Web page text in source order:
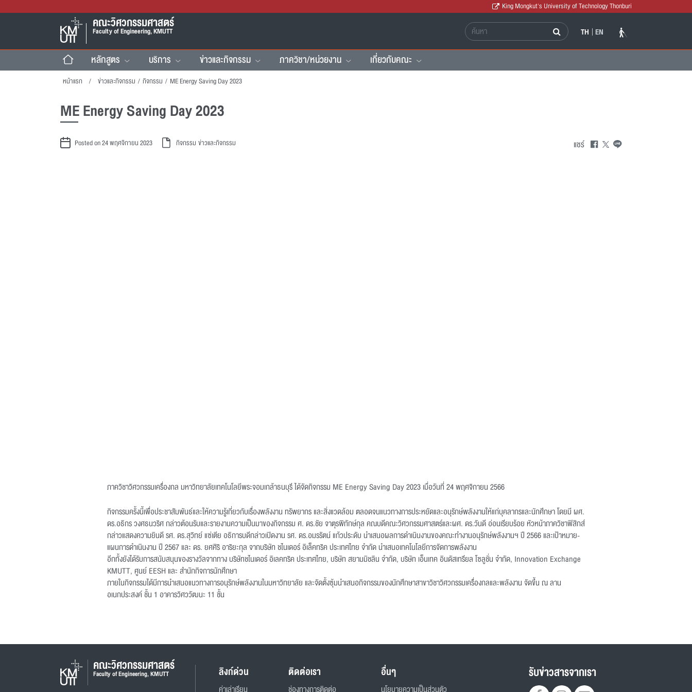
King Mongkut's University of Technology Thonburi
คณะวิศวกรรมศาสตร์
Faculty of Engineering, KMUTT TH EN
หลักสูตร บริการ ข่าวและกิจกรรม ภาควิชา/หน่วยงาน เกี่ยวกับคณะ
หน้าแรก ข่าวและกิจกรรม / กิจกรรม / ME Energy Saving Day 2023
ME Energy Saving Day 2023
Posted on 24 พฤศจิกายน 2023 กิจกรรม ข่าวและกิจกรรม แชร์
ภาควิชาวิศวกรรมเครื่องกล มหาวิทยาลัยเทคโนโลยีพระจอมเกล้าธนบุรี ได้จัดกิจกรรม ME Energy Saving Day 2023 เมื่อวันที่ 24 พฤศจิกายน 2566
กิจกรรมครั้งนี้เพื่อประชาสัมพันธ์และให้ความรู้เกี่ยวกับเรื่องพลังงาน ทรัพยากร และสิ่งแวดล้อม ตลอดจนแนวทางการประหยัดและอนุรักษ์พลังงานให้แก่บุคลากรและนักศึกษา โดยมี ผศ.
ดร.อธิกร วงศธนวริศ กล่าวต้อนรับและรายงานความเป็นมาของกิจกรรม ศ. ดร.ชัย จาตุรพิทักษ์กุล คณบดีคณะวิศวกรรมศาสตร์และผศ. ดร.วันดี อ่อนเรียบร้อย หัวหน้าภาควิชาฟิสิกส์
กล่าวแสดงความยินดี รศ. ดร.สุวิทย์ แซ่เตีย อธิการบดีกล่าวเปิดงาน รศ. ดร.อมรรัตน์ แก้วประดับ นำเสนอผลการดำเนินงานของคณะทำงานอนุรักษ์พลังงานฯ ปี 2566 และเป้าหมาย-
แผนการดำเนินงาน ปี 2567 และ ดร. ยศศิริ อาริยะกุล จากบริษัท ชไนเดอร์ อิเล็คทริค ประเทศไทย จำกัด นำเสนอเทคโนโลยีการจัดการพลังงาน
อีกทั้งยังได้รับการสนับสนุนของรางวัลจากทาง บริษัทชไนเดอร์ อิเลคทริค ประเทศไทย, บริษัท สยามมิชลิน จำกัด, บริษัท เอ็นเทค อินดัสเทรียล โซลูชั่น จำกัด, Innovation Exchange
KMUTT, ศูนย์ EESH และ สำนักกิจการนักศึกษา
ภายในกิจกรรมได้มีการนำเสนอแนวทางการอนุรักษ์พลังงานในมหาวิทยาลัย และจัดตั้งซุ้มนำเสนอกิจกรรมของนักศึกษาสาขาวิชาวิศวกรรมเครื่องกลและพลังงาน จัดขึ้น ณ ลาน
อเนกประสงค์ ชั้น 1 อาคารวิศววัฒนะ 11 ชั้น
คณะวิศวกรรมศาสตร์
Faculty of Engineering, KMUTT ลิงก์ด่วน ติดต่อเรา อื่นๆ รับข่าวสารจากเรา